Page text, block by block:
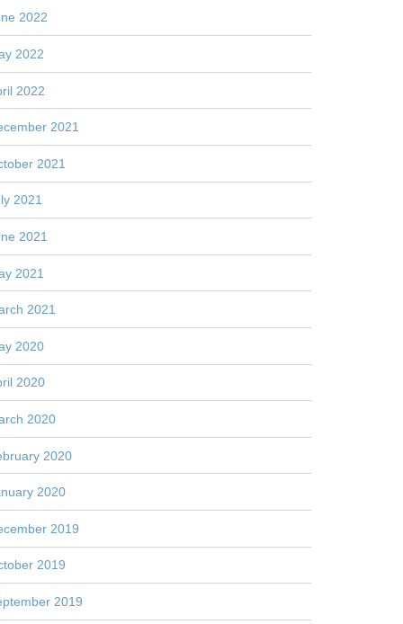
2022
2022
2022
2021
2021
2021
2021
2021
2021
2020
2020
2020
2020
2020
2019
2019
2019